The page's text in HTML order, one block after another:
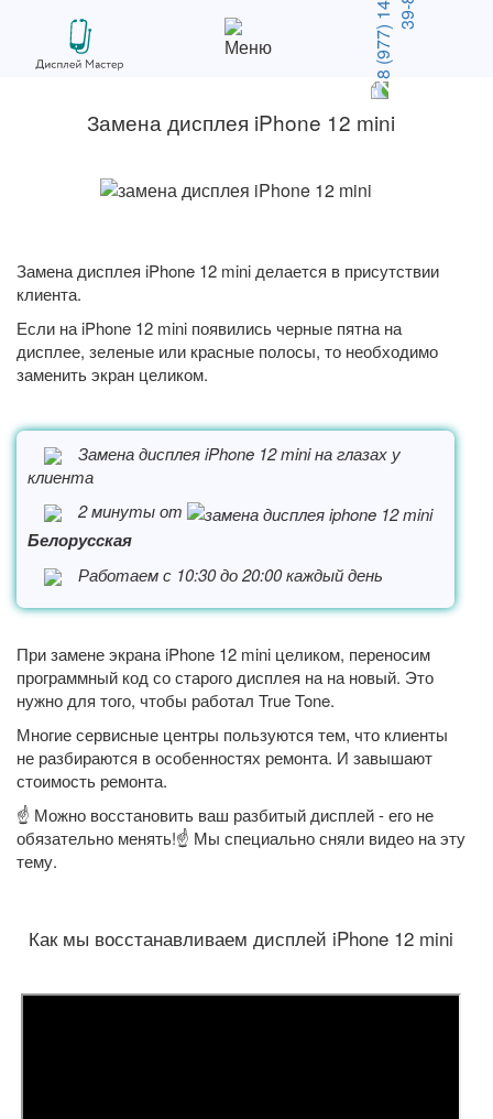
Замена дисплея iPhone 12 mini
Замена дисплея iPhone 12 mini делается в присутствии
клиента.
Если на iPhone 12 mini появились черные пятна на
дисплее, зеленые или красные полосы, то необходимо
заменить экран целиком.
Замена дисплея iPhone 12 mini на глазах у
клиента
2 минуты от
Белорусская
Работаем с 10:30 до 20:00 каждый день
При замене экрана iPhone 12 mini целиком, переносим
программный код со старого дисплея на на новый. Это
нужно для того, чтобы работал True Tone.
Многие сервисные центры пользуются тем, что клиенты
не разбираются в особенностях ремонта. И завышают
стоимость ремонта.
☝️ Можно восстановить ваш разбитый дисплей - его не
обязательно менять!☝️ Мы специально сняли видео на эту
тему.
Как мы восстанавливаем дисплей iPhone 12 mini